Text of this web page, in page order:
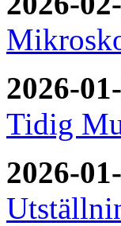
2026-
Tidig
2026-